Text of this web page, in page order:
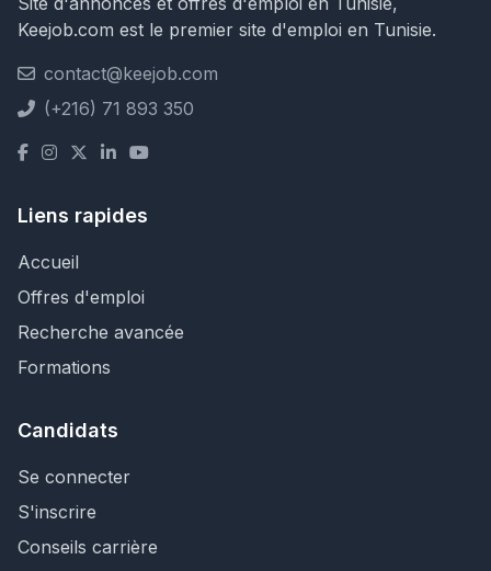
Keejob.com est le premier site d'emploi en Tunisie.
contact@keejob.com
(+216) 71 893 350
Liens rapides
Accueil
Offres d'emploi
Recherche avancée
Formations
Candidats
Se connecter
S'inscrire
Conseils carrière